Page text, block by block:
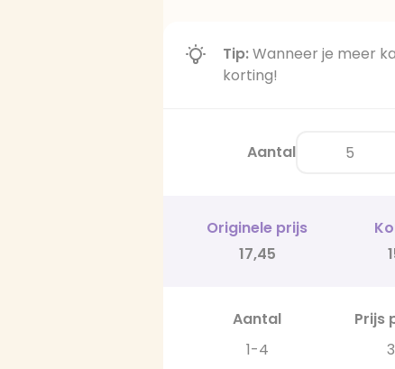
Tip:Wanneer je meer
korting!
Aantal
Originele prijs
17,45
Aantal Prijs
1-4